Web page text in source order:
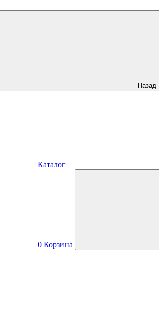
Назад
Каталог
0 Корзина